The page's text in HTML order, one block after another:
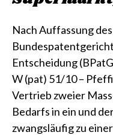
Nach Auffassung
Entscheidung
W (pat) 51/10 –
Vertrieb zweier
Bedarfs in ein und
zwangsläufig zu